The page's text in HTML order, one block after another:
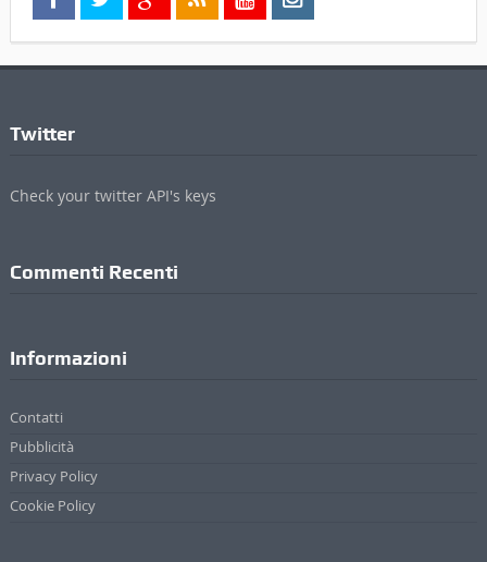
Twitter
Check your twitter API's keys
Commenti Recenti
Informazioni
Contatti
Pubblicità
Privacy Policy
Cookie Policy